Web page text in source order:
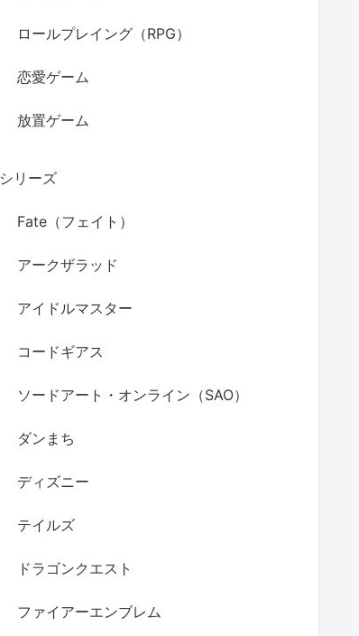
ロールプレイング（RPG）
恋愛ゲーム
放置ゲーム
シリーズ
Fate（フェイト）
アークザラッド
アイドルマスター
コードギアス
ソードアート・オンライン（SAO）
ダンまち
ディズニー
テイルズ
ドラゴンクエスト
ファイアーエンブレム